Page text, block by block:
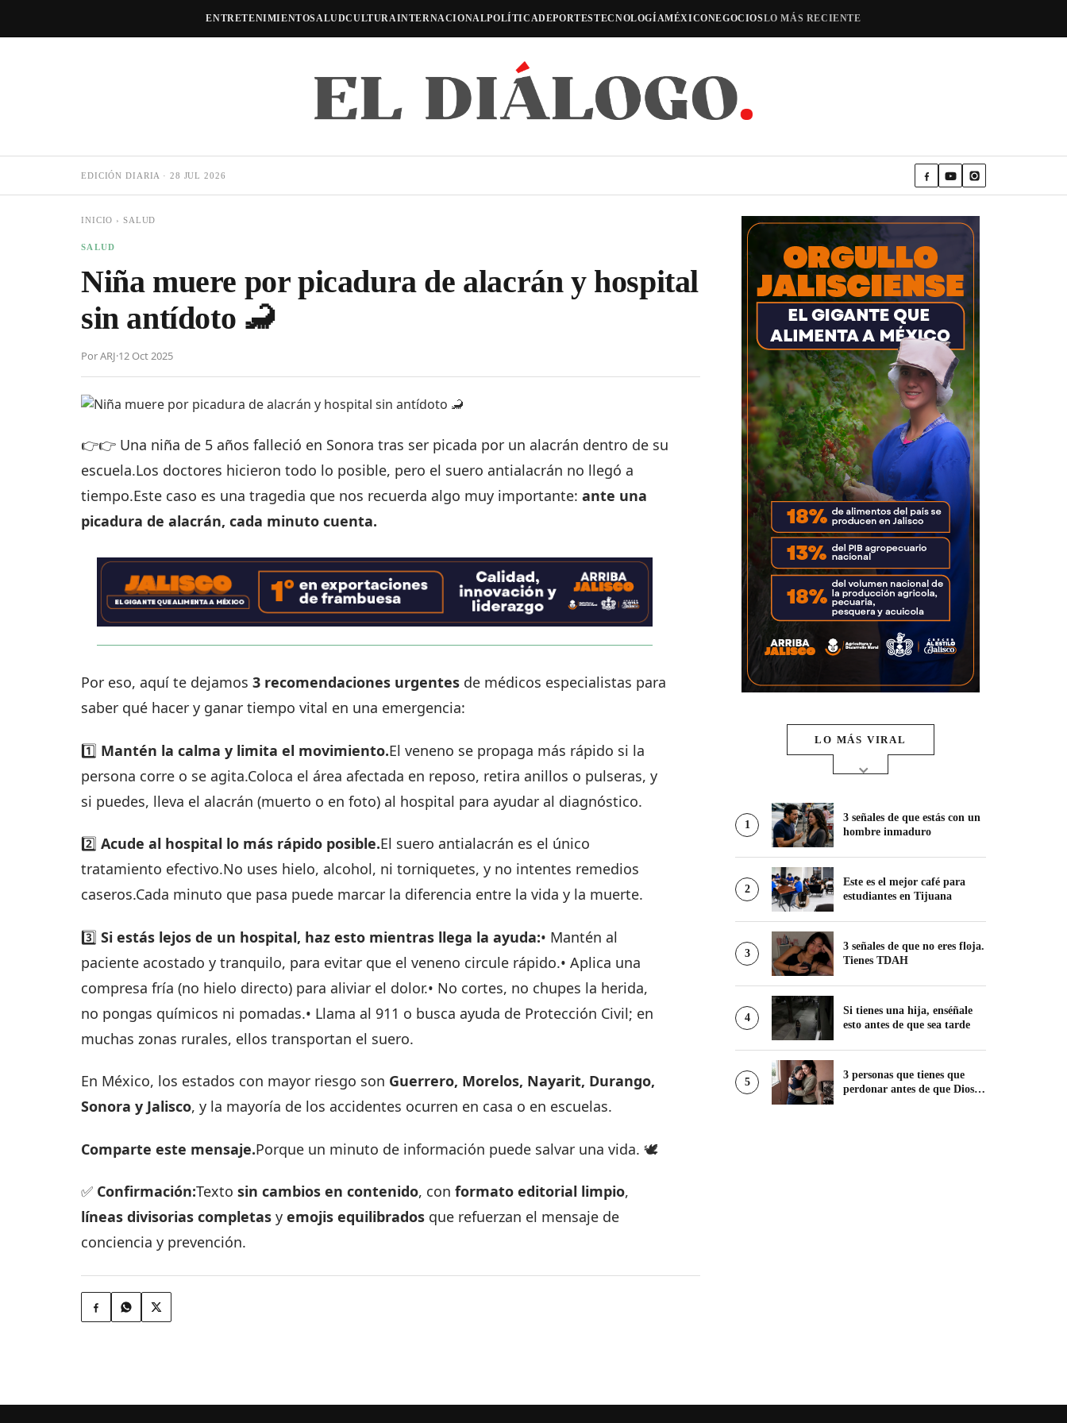
ENTRETENIMIENTOSALUDCULTURAINTERNACIONALPOLÍTICADEPORTESTECNOLOGÍAMÉXICONEGOCIOSLO MÁS RECIENTE
EDICIÓN DIARIA · 28 JUL 2026
INICIO › SALUD
SALUD
Niña muere por picadura de alacrán y hospital
sin antídoto 🦂
Por ARJ·12 Oct 2025
👉👉 Una niña de 5 años falleció en Sonora tras ser picada por un alacrán dentro de su
escuela.Los doctores hicieron todo lo posible, pero el suero antialacrán no llegó a
tiempo.Este caso es una tragedia que nos recuerda algo muy importante: ante una
picadura de alacrán, cada minuto cuenta.
Por eso, aquí te dejamos 3 recomendaciones urgentes de médicos especialistas para
saber qué hacer y ganar tiempo vital en una emergencia:
1️⃣ Mantén la calma y limita el movimiento.El veneno se propaga más rápido si la
persona corre o se agita.Coloca el área afectada en reposo, retira anillos o pulseras, y
si puedes, lleva el alacrán (muerto o en foto) al hospital para ayudar al diagnóstico.
2️⃣ Acude al hospital lo más rápido posible.El suero antialacrán es el único
tratamiento efectivo.No uses hielo, alcohol, ni torniquetes, y no intentes remedios
caseros.Cada minuto que pasa puede marcar la diferencia entre la vida y la muerte.
3️⃣ Si estás lejos de un hospital, haz esto mientras llega la ayuda:• Mantén al
paciente acostado y tranquilo, para evitar que el veneno circule rápido.• Aplica una
compresa fría (no hielo directo) para aliviar el dolor.• No cortes, no chupes la herida,
no pongas químicos ni pomadas.• Llama al 911 o busca ayuda de Protección Civil; en
muchas zonas rurales, ellos transportan el suero.
En México, los estados con mayor riesgo son Guerrero, Morelos, Nayarit, Durango,
Sonora y Jalisco, y la mayoría de los accidentes ocurren en casa o en escuelas.
Comparte este mensaje.Porque un minuto de información puede salvar una vida. 🕊️
✅ Confirmación:Texto sin cambios en contenido, con formato editorial limpio,
líneas divisorias completas y emojis equilibrados que refuerzan el mensaje de
conciencia y prevención.
LO MÁS VIRAL
1
3 señales de que estás con un
hombre inmaduro
2
Este es el mejor café para
estudiantes en Tijuana
3
3 señales de que no eres floja.
Tienes TDAH
4
Si tienes una hija, enséñale
esto antes de que sea tarde
5
3 personas que tienes que
perdonar antes de que Dios te